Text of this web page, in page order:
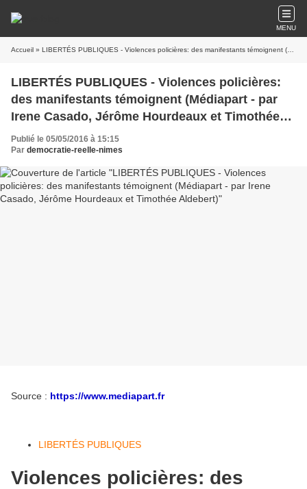
MENU
Accueil » LIBERTÉS PUBLIQUES - Violences policières: des manifestants témoignent (Médiapart - par Irene Casado, Jérôme Hourdeaux et Timothée Aldebert)
LIBERTÉS PUBLIQUES - Violences policières:
des manifestants témoignent (Médiapart - par
Irene Casado, Jérôme Hourdeaux et Timothée
Aldebert)
Publié le 05/05/2016 à 15:15
Par democratie-reelle-nimes
Source : https://www.mediapart.fr
LIBERTÉS PUBLIQUES
Violences policières: des